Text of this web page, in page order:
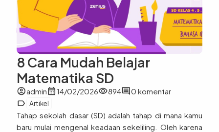
8 Cara Mudah Belajar
Matematika SD
account_circleadmincalendar_month14/02/2026visibility894comment0 komentar
label Artikel
Tahap sekolah dasar (SD) adalah tahap di mana kamu
baru mulai mengenal keadaan sekeliling. Oleh karena